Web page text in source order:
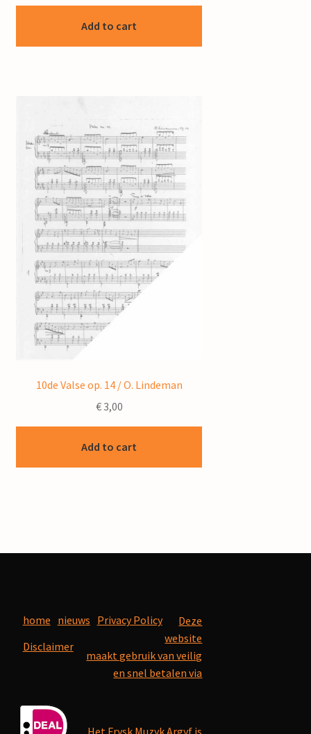
Add to cart
10de Valse op. 14 / O. Lindeman
€3,00
Add to cart
home nieuws Privacy Policy
Disclaimer
Deze
website
maakt gebruik van veilig
en snel betalen via